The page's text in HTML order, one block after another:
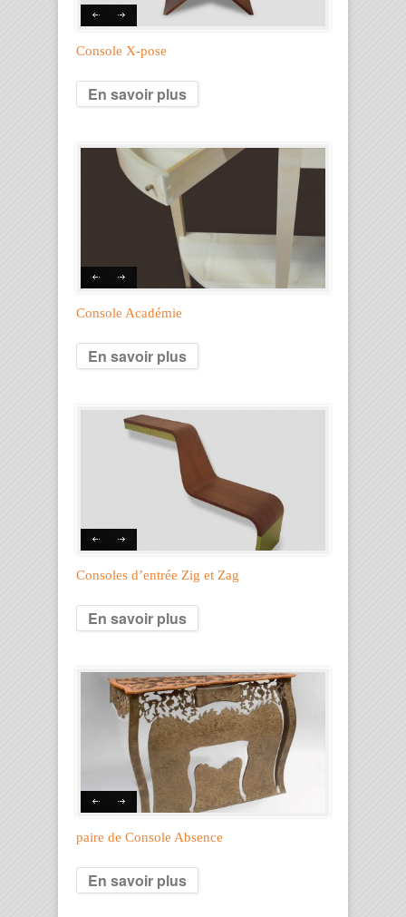
Console X-pose
En savoir plus
Console Académie
En savoir plus
Consoles d’entrée Zig et Zag
En savoir plus
paire de Console Absence
En savoir plus